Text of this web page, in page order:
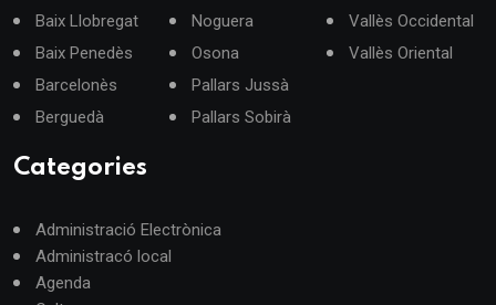
Baix Llobregat
Baix Penedès
Barcelonès
Berguedà
Noguera
Osona
Pallars Jussà
Pallars Sobirà
Vallès Occidental
Vallès Oriental
Categories
Administració Electrònica
Administracó local
Agenda